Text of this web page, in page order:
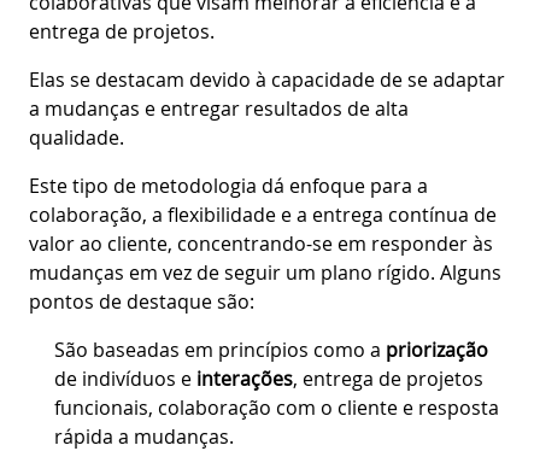
entrega de projetos.
Elas se destacam devido à capacidade de se adaptar
a mudanças e entregar resultados de alta
qualidade.
Este tipo de metodologia dá enfoque para a
colaboração, a flexibilidade e a entrega contínua de
valor ao cliente, concentrando-se em responder às
mudanças em vez de seguir um plano rígido. Alguns
pontos de destaque são:
São baseadas em princípios como a priorização
de indivíduos e interações, entrega de projetos
funcionais, colaboração com o cliente e resposta
rápida a mudanças.